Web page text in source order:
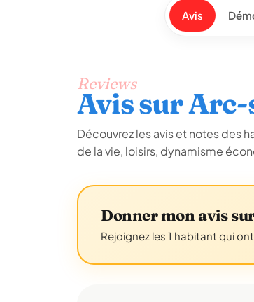
Avis
Reviews
Avis sur
Découvrez les avis et notes des
de la vie, loisirs, dynamisme
Donner mon avis
Rejoignez les 1 habitant qui